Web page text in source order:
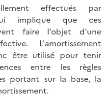
effectués par
implique que ces
faire l'objet d'une
L'amortissement
être utilisé pour tenir
entre les règles
portant sur la base, la